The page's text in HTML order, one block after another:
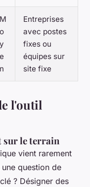
M
o
y
e
n
Entreprises
avec postes
fixes ou
équipes sur
site fixe
l'outil
sur le terrain
vient rarement
question de
? Désigner des